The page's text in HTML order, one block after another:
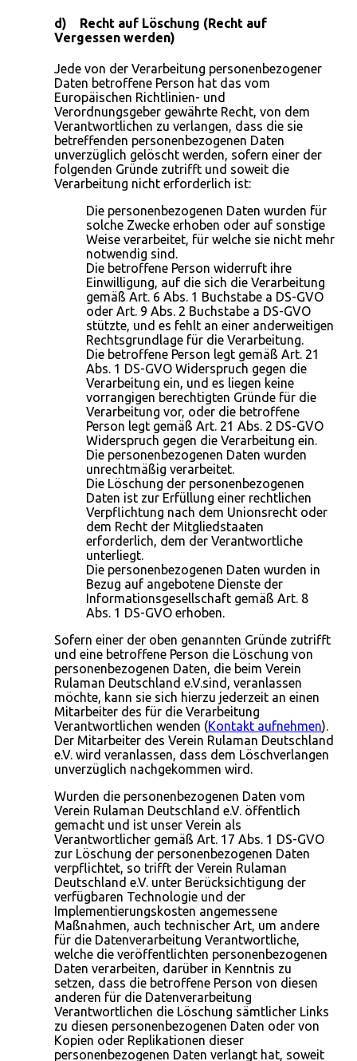
d) Recht auf Löschung (Recht auf
Vergessen werden)
Jede von der Verarbeitung personenbezogener
Daten betroffene Person hat das vom
Europäischen Richtlinien- und
Verordnungsgeber gewährte Recht, von dem
Verantwortlichen zu verlangen, dass die sie
betreffenden personenbezogenen Daten
unverzüglich gelöscht werden, sofern einer der
folgenden Gründe zutrifft und soweit die
Verarbeitung nicht erforderlich ist:
Die personenbezogenen Daten wurden für
solche Zwecke erhoben oder auf sonstige
Weise verarbeitet, für welche sie nicht mehr
notwendig sind.
Die betroffene Person widerruft ihre
Einwilligung, auf die sich die Verarbeitung
gemäß Art. 6 Abs. 1 Buchstabe a DS-GVO
oder Art. 9 Abs. 2 Buchstabe a DS-GVO
stützte, und es fehlt an einer anderweitigen
Rechtsgrundlage für die Verarbeitung.
Die betroffene Person legt gemäß Art. 21
Abs. 1 DS-GVO Widerspruch gegen die
Verarbeitung ein, und es liegen keine
vorrangigen berechtigten Gründe für die
Verarbeitung vor, oder die betroffene
Person legt gemäß Art. 21 Abs. 2 DS-GVO
Widerspruch gegen die Verarbeitung ein.
Die personenbezogenen Daten wurden
unrechtmäßig verarbeitet.
Die Löschung der personenbezogenen
Daten ist zur Erfüllung einer rechtlichen
Verpflichtung nach dem Unionsrecht oder
dem Recht der Mitgliedstaaten
erforderlich, dem der Verantwortliche
unterliegt.
Die personenbezogenen Daten wurden in
Bezug auf angebotene Dienste der
Informationsgesellschaft gemäß Art. 8
Abs. 1 DS-GVO erhoben.
Sofern einer der oben genannten Gründe zutrifft
und eine betroffene Person die Löschung von
personenbezogenen Daten, die beim Verein
Rulaman Deutschland e.V.sind, veranlassen
möchte, kann sie sich hierzu jederzeit an einen
Mitarbeiter des für die Verarbeitung
Verantwortlichen wenden (Kontakt aufnehmen).
Der Mitarbeiter des Verein Rulaman Deutschland
e.V. wird veranlassen, dass dem Löschverlangen
unverzüglich nachgekommen wird.
Wurden die personenbezogenen Daten vom
Verein Rulaman Deutschland e.V. öffentlich
gemacht und ist unser Verein als
Verantwortlicher gemäß Art. 17 Abs. 1 DS-GVO
zur Löschung der personenbezogenen Daten
verpflichtet, so trifft der Verein Rulaman
Deutschland e.V. unter Berücksichtigung der
verfügbaren Technologie und der
Implementierungskosten angemessene
Maßnahmen, auch technischer Art, um andere
für die Datenverarbeitung Verantwortliche,
welche die veröffentlichten personenbezogenen
Daten verarbeiten, darüber in Kenntnis zu
setzen, dass die betroffene Person von diesen
anderen für die Datenverarbeitung
Verantwortlichen die Löschung sämtlicher Links
zu diesen personenbezogenen Daten oder von
Kopien oder Replikationen dieser
personenbezogenen Daten verlangt hat, soweit